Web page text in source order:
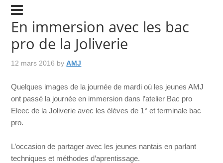
En immersion avec les bac
pro de la Joliverie
12 mars 2016 byAMJ
Quelques images de la journée de mardi où les jeunes AMJ
ont passé la journée en immersion dans l’atelier Bac pro
Eleec de la Joliverie avec les élèves de 1° et terminale bac
pro.
L’occasion de partager avec les jeunes nantais en parlant
techniques et méthodes d’aprentissage.